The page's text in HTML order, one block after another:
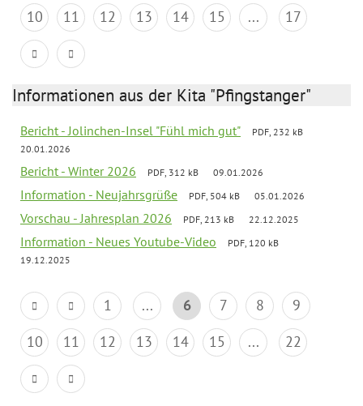
10
11 12 13 14 15 ... 17
Informationen aus der Kita "Pfingstanger"
Bericht - Jolinchen-Insel "Fühl mich gut"
PDF, 232 kB
20.01.2026
Bericht - Winter 2026 PDF, 312 kB 09.01.2026
Information - Neujahrsgrüße PDF, 504 kB 05.01.2026
Vorschau - Jahresplan 2026 PDF, 213 kB 22.12.2025
Information - Neues Youtube-Video
PDF, 120 kB
19.12.2025
1 ... 6 7 8
9
10
11 12 13 14 15 ... 22